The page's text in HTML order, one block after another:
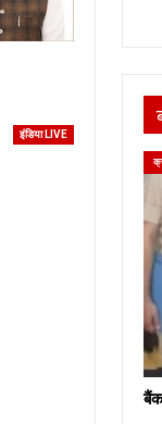
इंडिया LIVE